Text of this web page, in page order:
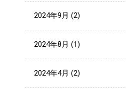
2024年9月 (2)
2024年8月 (1)
2024年4月 (2)